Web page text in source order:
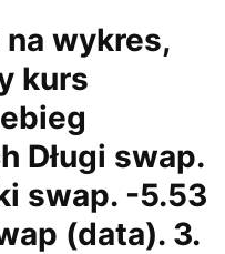
wykres,
kurs
Długi swap.
swap. -5.53
(data). 3.